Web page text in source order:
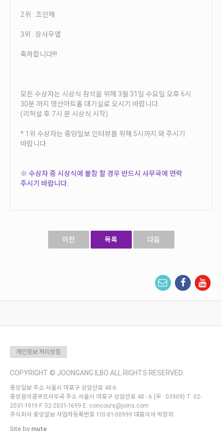
공지사항
입상자소식
사무국위치
2위 : 조인해
3위 : 장사무엘
축하합니다!!!
모든 수상자는 시상식 참석을 위해 3월 31일 수요일 오후 6시
30분 까지 영산아트홀 대기실로 오시기 바랍니다.
(리허설 후 7시 분 시상식 시작)
* 1위 수상자는 중앙일보 인터뷰를 위해 5시까지 와 주시기
바랍니다.
※ 수상자 중 시상식에 불참 할 경우 반드시 사무국에 연락
주시기 바랍니다.
이전 목록 다음
개인정보 처리방침
COPYRIGHT © JOONGANG ILBO ALL RIGHTS RESERVED.
중앙일보 주소 서울시 마포구 상암산로 48-6
중앙음악콩쿠르사무국 주소 서울시 마포구 상암산로 48 - 6 (우 : 03909) T. 02-
2031-1919 F. 02-2031-1699 E. concours@joins.com
주식회사 중앙알보 사업자등록번호 110-81-00999 대표이사 박장희
Site by mute